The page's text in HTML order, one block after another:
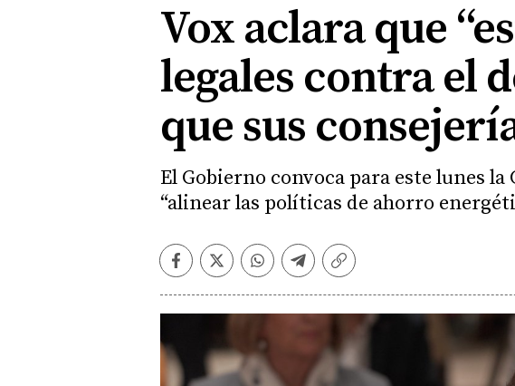
Vox aclara que
legales contra el
que sus
El Gobierno convoca para este lunes
“alinear las políticas de ahorro
Facebook
TwitterWhatsapp
Telegram
Copiar